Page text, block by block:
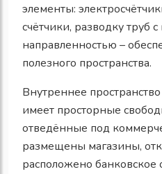
элементы:
счётчики, разводку труб
направленностью –
полезного пространства.
Внутреннее
имеет просторные
отведённые под
размещены магазины,
расположено банковское